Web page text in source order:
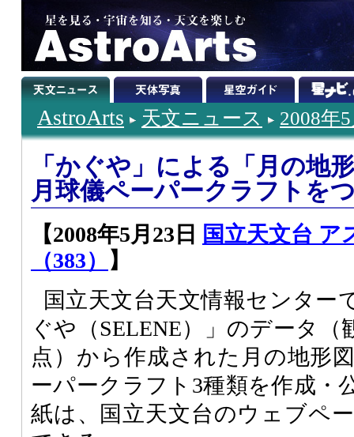
AstroArts 天文ニュース 2008年
「かぐや」による「月の地
月球儀ペーパークラフトを
【2008年5月23日
国立天文台 ア
（383）
】
国立天文台天文情報センター
ぐや（SELENE）」のデータ（
点）から作成された月の地形
ーパークラフト3種類を作成・
紙は、国立天文台のウェブペ